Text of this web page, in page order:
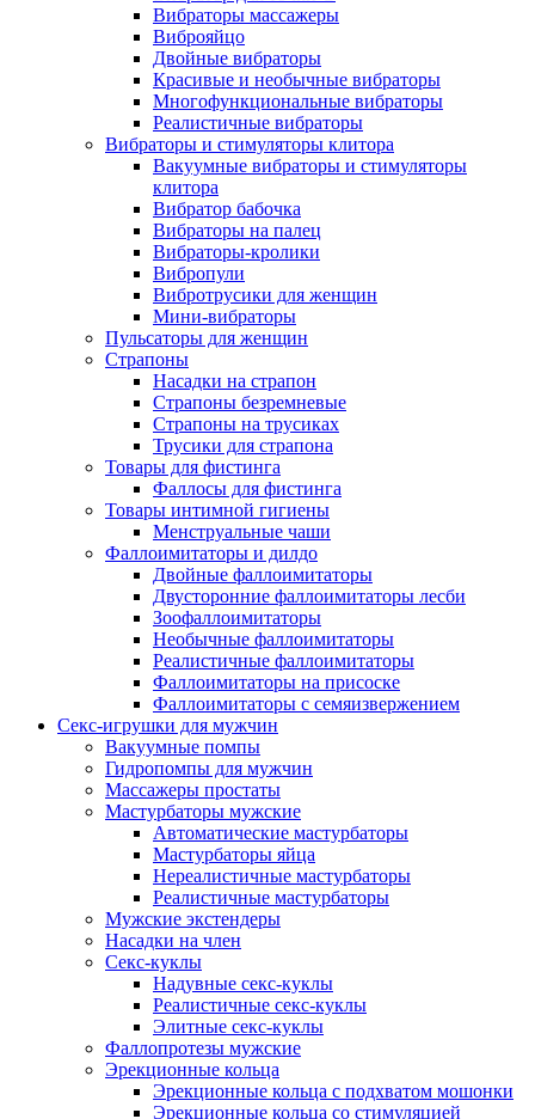
Вибраторы массажеры
Виброяйцо
Двойные вибраторы
Красивые и необычные вибраторы
Многофункциональные вибраторы
Реалистичные вибраторы
Вибраторы и стимуляторы клитора
Вакуумные вибраторы и стимуляторы
клитора
Вибратор бабочка
Вибраторы на палец
Вибраторы-кролики
Вибропули
Вибротрусики для женщин
Мини-вибраторы
Пульсаторы для женщин
Страпоны
Насадки на страпон
Страпоны безремневые
Страпоны на трусиках
Трусики для страпона
Товары для фистинга
Фаллосы для фистинга
Товары интимной гигиены
Менструальные чаши
Фаллоимитаторы и дилдо
Двойные фаллоимитаторы
Двусторонние фаллоимитаторы лесби
Зоофаллоимитаторы
Необычные фаллоимитаторы
Реалистичные фаллоимитаторы
Фаллоимитаторы на присоске
Фаллоимитаторы с семяизвержением
Секс-игрушки для мужчин
Вакуумные помпы
Гидропомпы для мужчин
Массажеры простаты
Мастурбаторы мужские
Автоматические мастурбаторы
Мастурбаторы яйца
Нереалистичные мастурбаторы
Реалистичные мастурбаторы
Мужские экстендеры
Насадки на член
Секс-куклы
Надувные секс-куклы
Реалистичные секс-куклы
Элитные секс-куклы
Фаллопротезы мужские
Эрекционные кольца
Эрекционные кольца с подхватом мошонки
Эрекционные кольца со стимуляцией